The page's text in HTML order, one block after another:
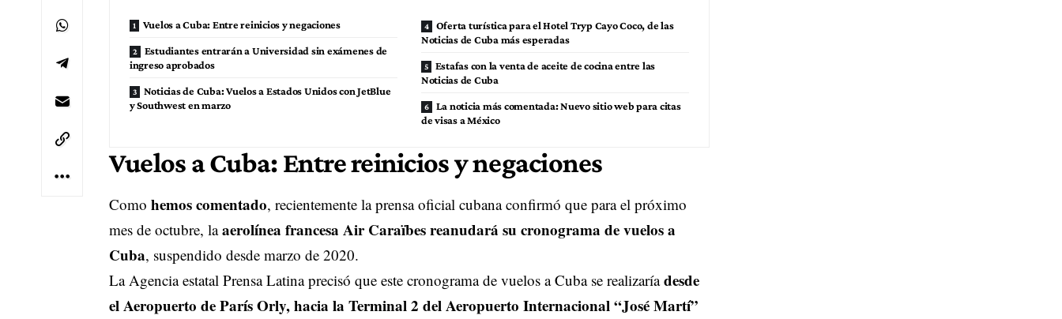
Vuelos a Cuba: Entre reinicios y negaciones
Estudiantes entrarán a Universidad sin exámenes de
ingreso aprobados
Noticias de Cuba: Vuelos a Estados Unidos con JetBlue
y Southwest en marzo
Oferta turística para el Hotel Tryp Cayo Coco, de las
Noticias de Cuba más esperadas
Estafas con la venta de aceite de cocina entre las
Noticias de Cuba
La noticia más comentada: Nuevo sitio web para citas
de visas a México
Vuelos a Cuba: Entre reinicios y negaciones
Como hemos comentado, recientemente la prensa oficial cubana confirmó que para el próximo
mes de octubre, laaerolínea francesa Air Caraïbes reanudará su cronograma de vuelos a
Cuba, suspendido desde marzo de 2020.
La Agencia estatal Prensa Latina precisó que este cronograma de vuelos a Cuba se realizaríadesde
el Aeropuerto de París Orly, hacia la Terminal 2 del Aeropuerto Internacional “José Martí”